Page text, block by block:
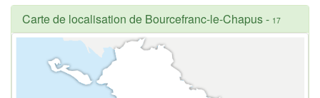
Carte de localisation de Bourcefranc-le-Chapus- 17